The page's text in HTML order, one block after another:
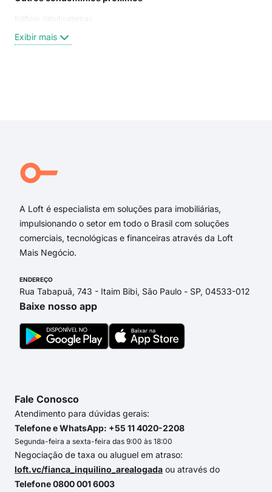
Edificio Jabuticabeiras
Exibir mais
A Loft é especialista em soluções para imobiliárias,
impulsionando o setor em todo o Brasil com soluções
comerciais, tecnológicas e financeiras através da Loft
Mais Negócio.
ENDEREÇO
Rua Tabapuã, 743 - Itaim Bibi, São Paulo - SP, 04533-012
Baixe nosso app
Fale Conosco
Atendimento para dúvidas gerais:
Telefone e WhatsApp: +55 11 4020-2208
Segunda-feira a sexta-feira das 9:00 às 18:00
Negociação de taxa ou aluguel em atraso:
loft.vc/fianca_inquilino_arealogada ou através do
Telefone 0800 001 6003